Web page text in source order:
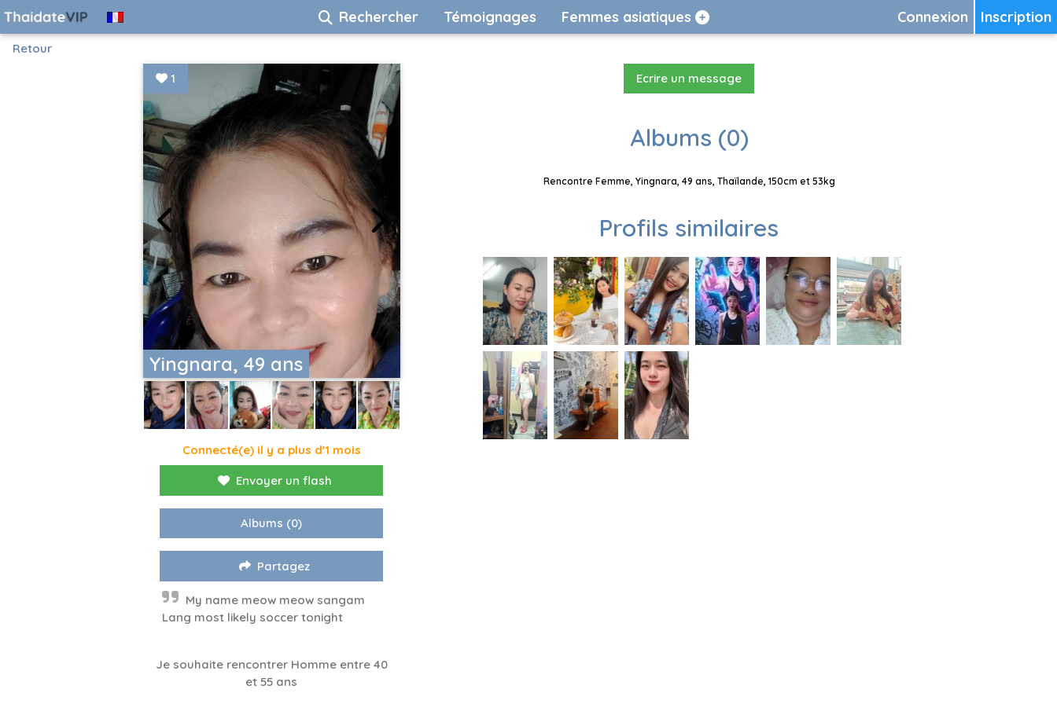
Inscription
Connexion
Rechercher Témoignages Femmes asiatiques
Retour
Yingnara, 49 ans
1
Connecté(e) il y a plus d'1 mois
Envoyer un flash
Albums (0)
Partagez
My name meow meow sangam
Lang most likely soccer tonight
Je souhaite rencontrer Homme entre 40
et 55 ans
Ecrire un message
Albums (0)
Rencontre Femme, Yingnara, 49 ans, Thaïlande, 150cm et 53kg
Profils similaires